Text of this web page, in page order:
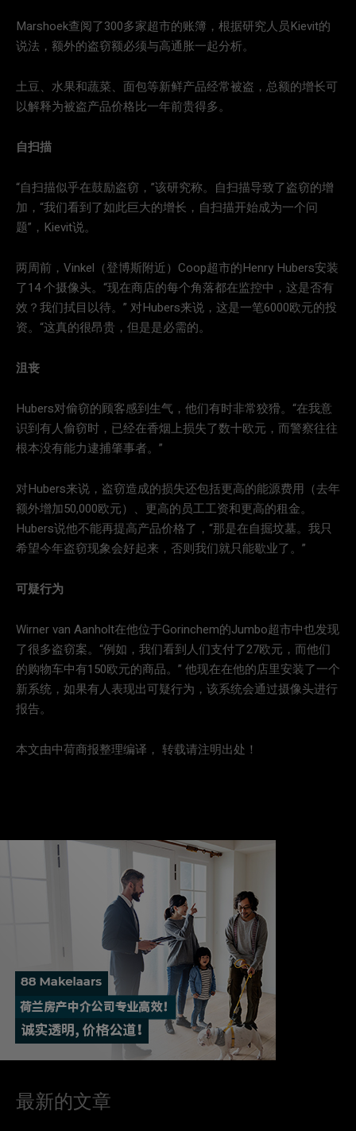
Marshoek查阅了300多家超市的账簿，根据研究人员Kievit的
说法，额外的盗窃额必须与高通胀一起分析。
土豆、水果和蔬菜、面包等新鲜产品经常被盗，总额的增长可
以解释为被盗产品价格比一年前贵得多。
自扫描
“自扫描似乎在鼓励盗窃，”该研究称。自扫描导致了盗窃的增
加，“我们看到了如此巨大的增长，自扫描开始成为一个问
题”，Kievit说。
两周前，Vinkel（登博斯附近）Coop超市的Henry Hubers安装
了14 个摄像头。“现在商店的每个角落都在监控中，这是否有
效？我们拭目以待。” 对Hubers来说，这是一笔6000欧元的投
资。“这真的很昂贵，但是是必需的。
沮丧
Hubers对偷窃的顾客感到生气，他们有时非常狡猾。“在我意
识到有人偷窃时，已经在香烟上损失了数十欧元，而警察往往
根本没有能力逮捕肇事者。”
对Hubers来说，盗窃造成的损失还包括更高的能源费用（去年
额外增加50,000欧元）、更高的员工工资和更高的租金。
Hubers说他不能再提高产品价格了，“那是在自掘坟墓。我只
希望今年盗窃现象会好起来，否则我们就只能歇业了。”
可疑行为
Wirner van Aanholt在他位于Gorinchem的Jumbo超市中也发现
了很多盗窃案。“例如，我们看到人们支付了27欧元，而他们
的购物车中有150欧元的商品。” 他现在在他的店里安装了一个
新系统，如果有人表现出可疑行为，该系统会通过摄像头进行
报告。
本文由中荷商报整理编译， 转载请注明出处！
最新的文章